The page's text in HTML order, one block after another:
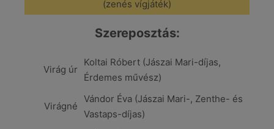
(zenés vígjáték)
Szereposztás:
Virág úr
Koltai Róbert (Jászai Mari-díjas,
Érdemes művész)
Virágné
Vándor Éva (Jászai Mari-, Zenthe- és
Vastaps-díjas)